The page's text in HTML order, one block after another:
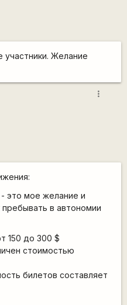
Желание
more_vert
- это мое желание и
в автономии
150 до 300 $
стоимостью
билетов составляет